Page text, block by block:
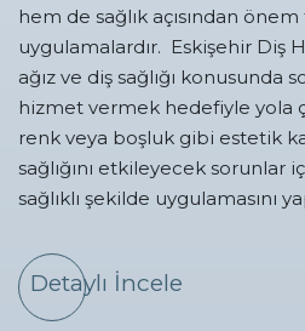
hem de sağlık açısından
uygulamalardır. Eskişehir Diş
ağız ve diş sağlığı konusunda
hizmet vermek hedefiyle yola
renk veya boşluk gibi estetik
sağlığını etkileyecek sorunlar
sağlıklı şekilde uygulamasını
Detaylı İncele